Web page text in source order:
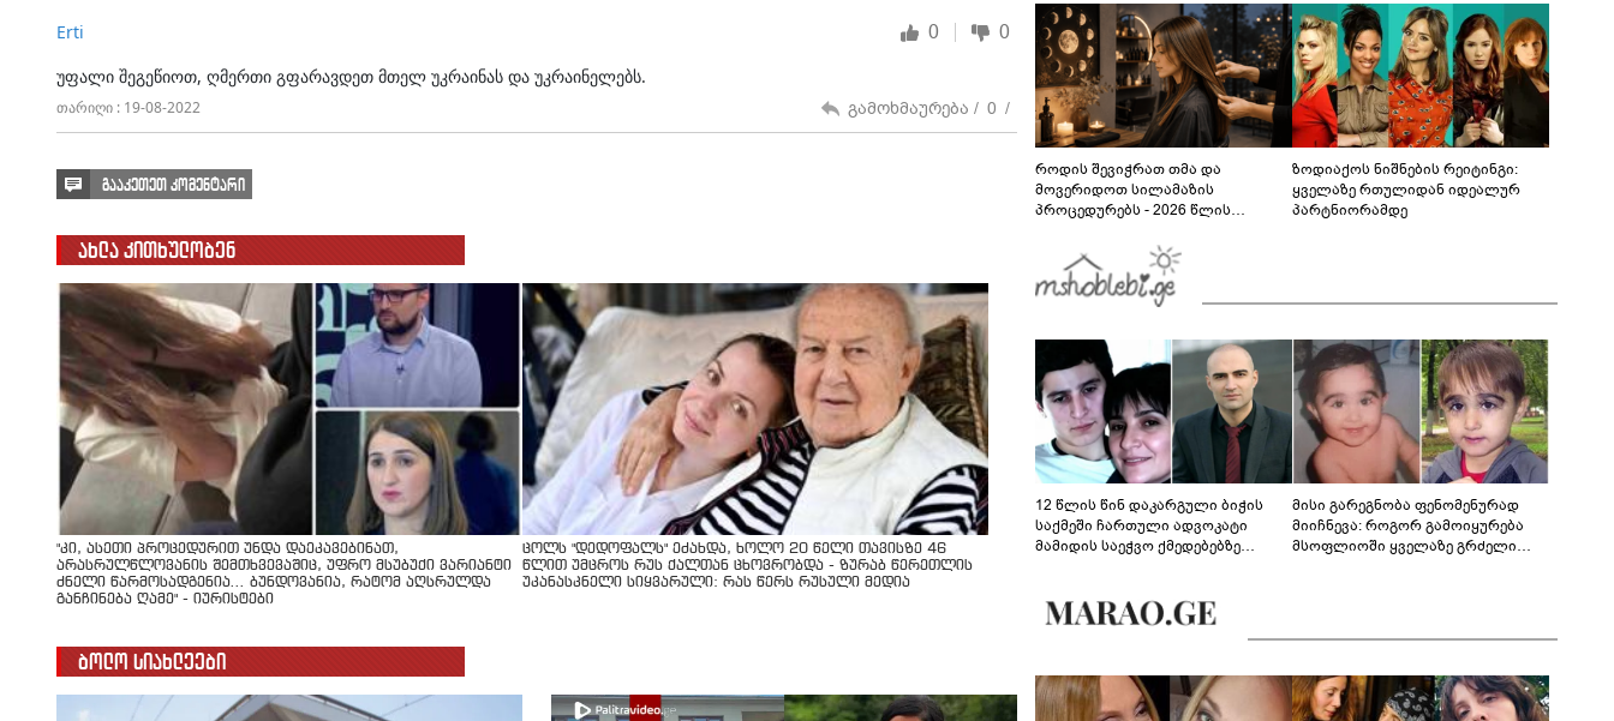
Erti 0 0
უფალი შეგეწიოთ, ღმერთი გფარავდეთ მთელ უკრაინას და უკრაინელებს.
თარიღი : 19-08-2022 გამოხმაურება / 0 /
გააკეთეთ კომენტარი
ახლა კითხულობენ
"კი, ასეთი პროცედურით უნდა დაეკავებინათ,
არასრულწლოვანის შემთხვევაშიც, უფრო მსუბუქი ვარიანტი
ძნელი წარმოსადგენია... ბუნდოვანია, რატომ აღსრულდა
განჩინება ღამე" - იურისტები
ცოლს "დედოფალს" ეძახდა, ხოლო 20 წელი თავისზე 46
წლით უმცროს რუს ქალთან ცხოვრობდა - ზურაბ წერეთლის
უკანასკნელი სიყვარული: რას წერს რუსული მედია
ბოლო სიახლეები
როდის შევიჭრათ თმა და
მოვერიდოთ სილამაზის
პროცედურებს - 2026 წლის
გზამკვლევი
ზოდიაქოს ნიშნების რეიტინგი:
ყველაზე რთულიდან იდეალურ
პარტნიორამდე
12 წლის წინ დაკარგული ბიჭის
საქმეში ჩართული ადვოკატი
მამიდის საეჭვო ქმედებებზე
მოწოდებაზე... წლობით
მიმდინარეობდა საქმის
მისი გარეგნობა ფენომენურად
მიიჩნევა: როგორ გამოიყურება
მსოფლიოში ყველაზე გრძელი